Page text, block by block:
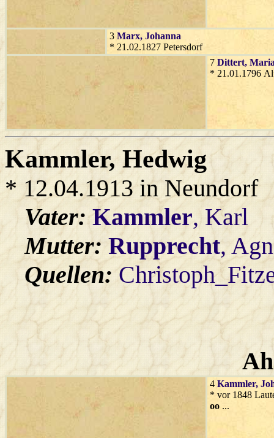
3 Marx, Johanna
* 21.02.1827 Petersdorf
7 Dittert,
* 21.01.1796
Kammler, Hedwig
* 12.04.1913 in Neundorf
Vater:Kammler, Karl
Mutter: Rupprecht,
Quellen:
4 Kammler,
* vor 1848
oo ...